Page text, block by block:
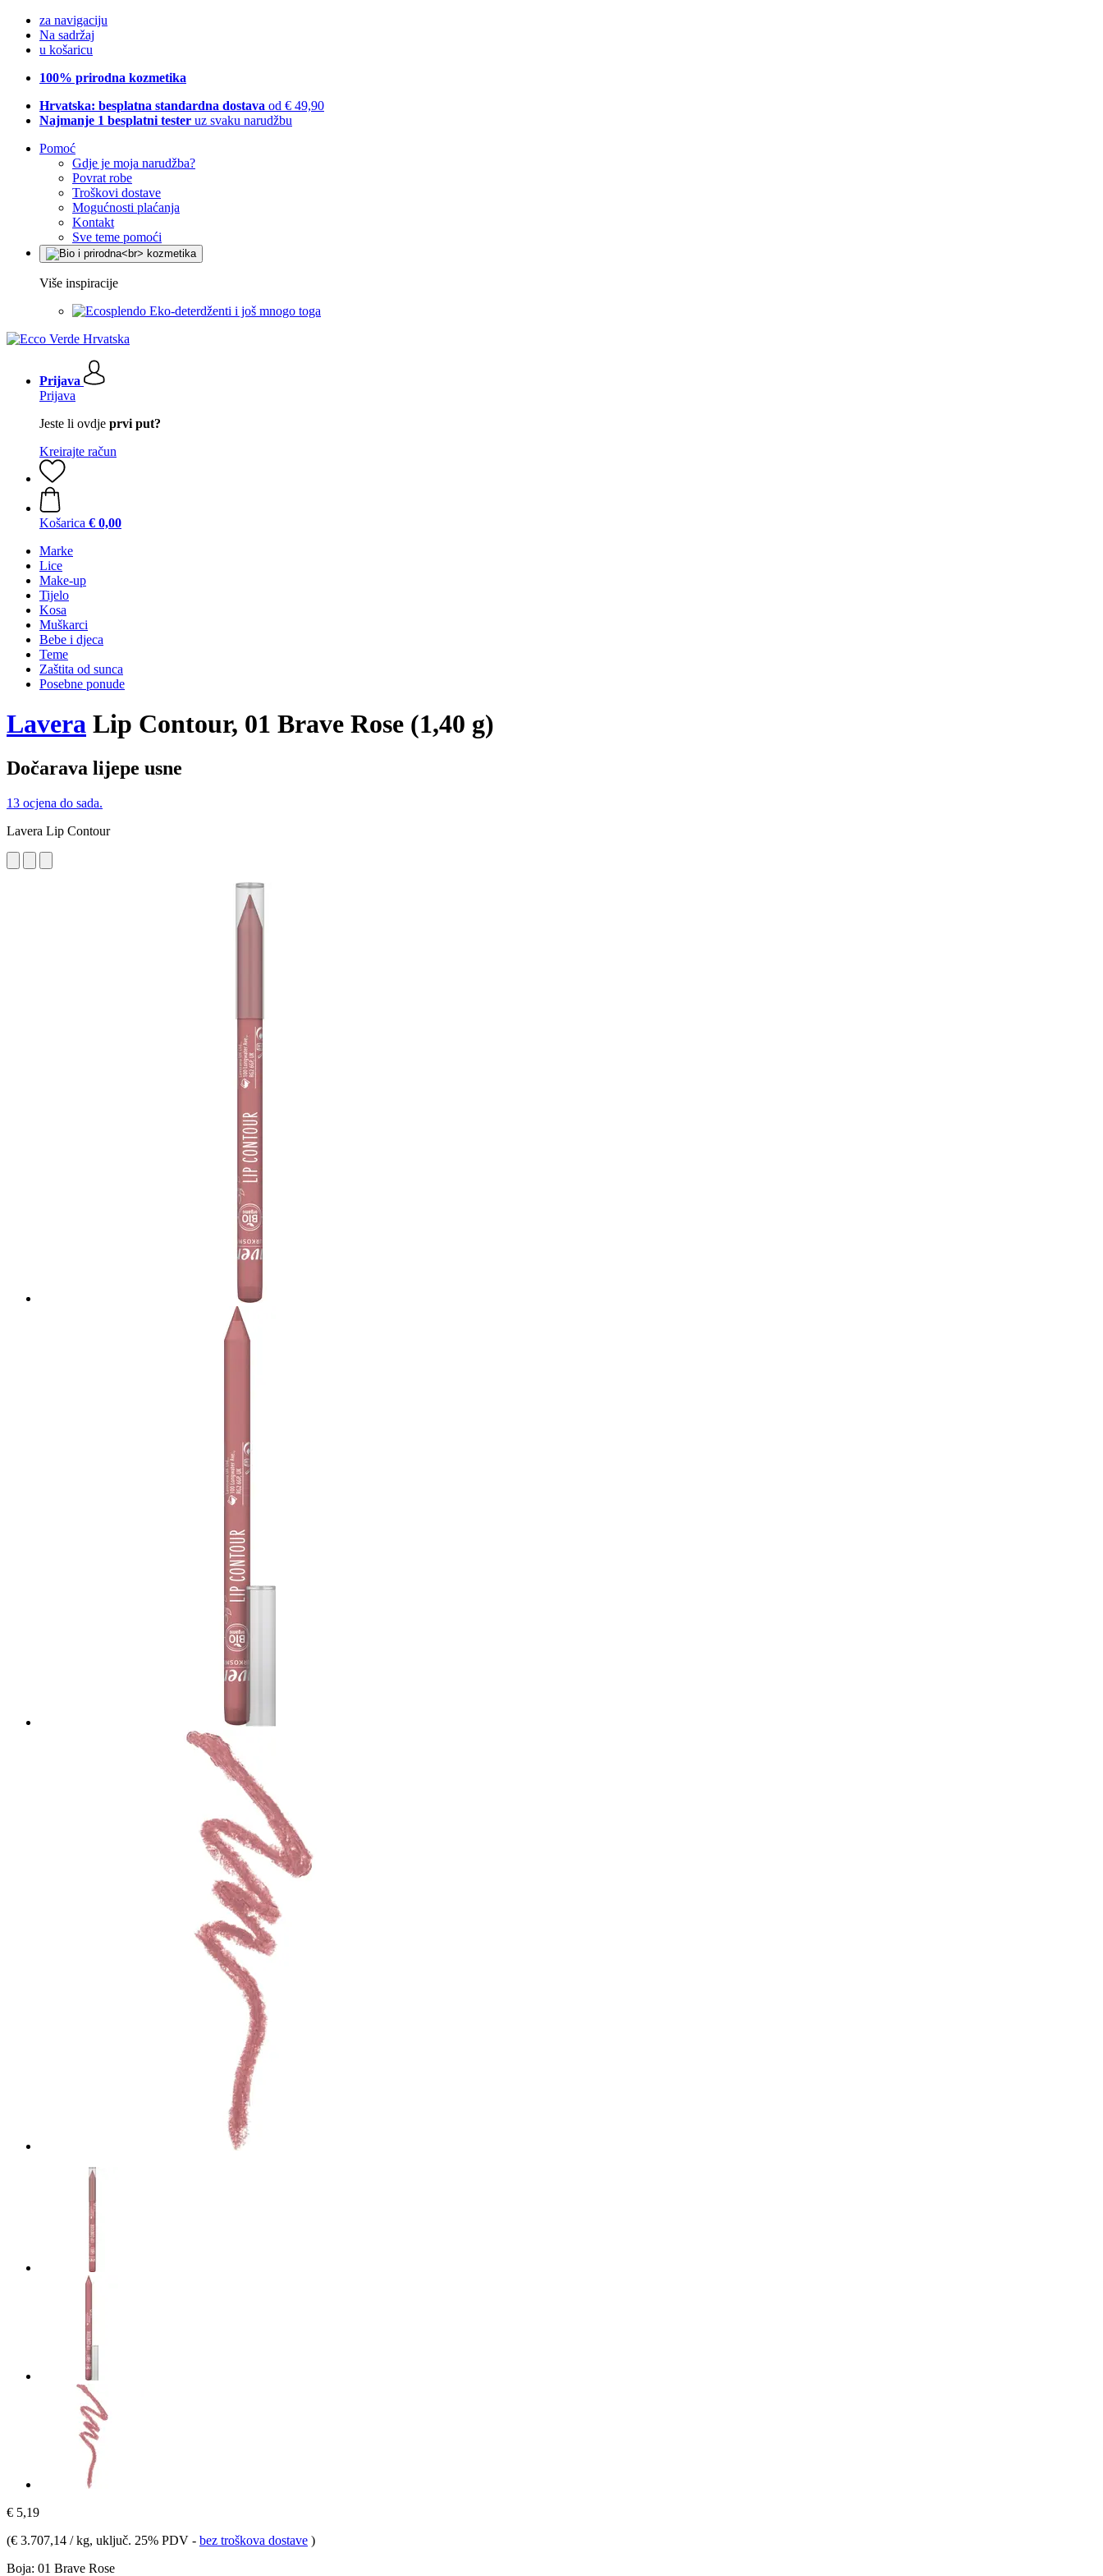
za navigaciju
Na sadržaj
u košaricu
100% prirodna kozmetika
Hrvatska: besplatna standardna dostava od € 49,90
Najmanje 1 besplatni tester uz svaku narudžbu
Pomoć
Gdje je moja narudžba?
Povrat robe
Troškovi dostave
Mogućnosti plaćanja
Kontakt
Sve teme pomoći
Više inspiracije
Eko-deterdženti i još mnogo toga
Prijava
Prijava
Jeste li ovdje prvi put?
Kreirajte račun
Košarica € 0,00
Marke
Lice
Make-up
Tijelo
Kosa
Muškarci
Bebe i djeca
Teme
Zaštita od sunca
Posebne ponude
Lavera Lip Contour, 01 Brave Rose (1,40 g)
Dočarava lijepe usne
13 ocjena do sada.
Lavera Lip Contour
€ 5,19
(€ 3.707,14 / kg, uključ. 25% PDV - bez troškova dostave )
Boja: 01 Brave Rose